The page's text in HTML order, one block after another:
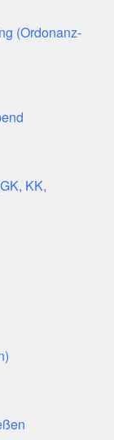
(Ordonanz-
KK,